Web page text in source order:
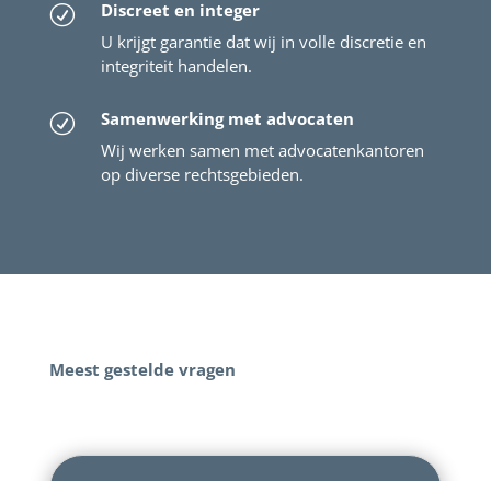
R
Discreet en integer
U krijgt garantie dat wij in volle discretie en
integriteit handelen.
R
Samenwerking met advocaten
Wij werken samen met advocatenkantoren
op diverse rechtsgebieden.
Meest gestelde vragen